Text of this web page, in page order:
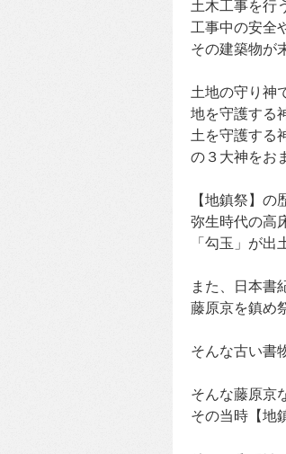
土木工事を行
工事中の安全
その建築物が
土地の守り神
地を守護する
土を守護する
の３大神をお
【地鎮祭】の
弥生時代の高
「勾玉」が出
また、日本書
藤原京を鎮め
そんな古い書
そんな藤原京
その当時【地